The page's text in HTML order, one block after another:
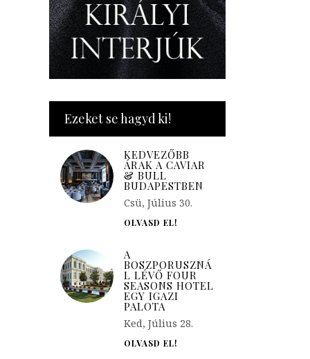
Ezeket se hagyd ki!
KEDVEZŐBB
ÁRAK A CAVIAR
& BULL
BUDAPESTBEN
Csü, Július 30.
OLVASD EL!
A
BOSZPORUSZNÁ
L LÉVŐ FOUR
SEASONS HOTEL
EGY IGAZI
PALOTA
Ked, Július 28.
OLVASD EL!